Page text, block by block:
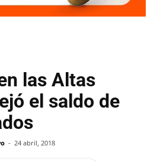
las Altas
el saldo de
- 24 abril, 2018